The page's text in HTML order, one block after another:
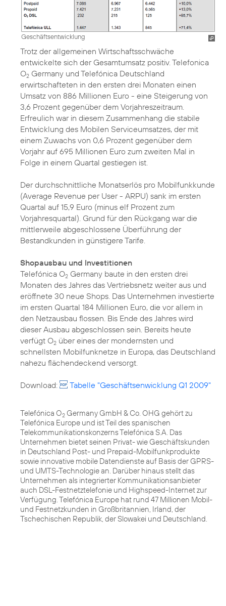
Geschäftsentwicklung
Trotz der allgemeinen Wirtschaftsschwäche
entwickelte sich der Gesamtumsatz positiv. Telefonica
O2 Germany und Telefónica Deutschland
erwirtschafteten in den ersten drei Monaten einen
Umsatz von 886 Millionen Euro - eine Steigerung von
3,6 Prozent gegenüber dem Vorjahreszeitraum.
Erfreulich war in diesem Zusammenhang die stabile
Entwicklung des Mobilen Serviceumsatzes, der mit
einem Zuwachs von 0,6 Prozent gegenüber dem
Vorjahr auf 695 Millionen Euro zum zweiten Mal in
Folge in einem Quartal gestiegen ist.
Der durchschnittliche Monatserlös pro Mobilfunkkunde
(Average Revenue per User - ARPU) sank im ersten
Quartal auf 15,9 Euro (minus elf Prozent zum
Vorjahresquartal). Grund für den Rückgang war die
mittlerweile abgeschlossene Überführung der
Bestandkunden in günstigere Tarife.
Shopausbau und Investitionen
Telefónica O2 Germany baute in den ersten drei
Monaten des Jahres das Vertriebsnetz weiter aus und
eröffnete 30 neue Shops. Das Unternehmen investierte
im ersten Quartal 184 Millionen Euro, die vor allem in
den Netzausbau flossen. Bis Ende des Jahres wird
dieser Ausbau abgeschlossen sein. Bereits heute
verfügt O2 über eines der mondernsten und
schnellsten Mobilfunknetze in Europa, das Deutschland
nahezu flächendeckend versorgt.
Download: Tabelle "Geschäftsenwicklung Q1 2009"
Telefónica O2 Germany GmbH & Co. OHG gehört zu
Telefónica Europe und ist Teil des spanischen
Telekommunikationskonzerns Telefónica S.A. Das
Unternehmen bietet seinen Privat- wie Geschäftskunden
in Deutschland Post- und Prepaid-Mobilfunkprodukte
sowie innovative mobile Datendienste auf Basis der GPRS-
und UMTS-Technologie an. Darüber hinaus stellt das
Unternehmen als integrierter Kommunikationsanbieter
auch DSL-Festnetztelefonie und Highspeed-Internet zur
Verfügung. Telefónica Europe hat rund 47 Millionen Mobil-
und Festnetzkunden in Großbritannien, Irland, der
Tschechischen Republik, der Slowakei und Deutschland.